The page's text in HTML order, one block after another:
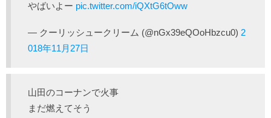
やばいよー pic.twitter.com/iQXtG6tOww
— クーリッシュークリーム (@nGx39eQOoHbzcu0) 2
018年11月27日
山田のコーナンで火事
まだ燃えてそう